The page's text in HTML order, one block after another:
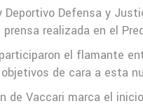
Logros
Deportivo Defensa y
realizada en el
el flamante
de cara a esta
de Vaccari marca el